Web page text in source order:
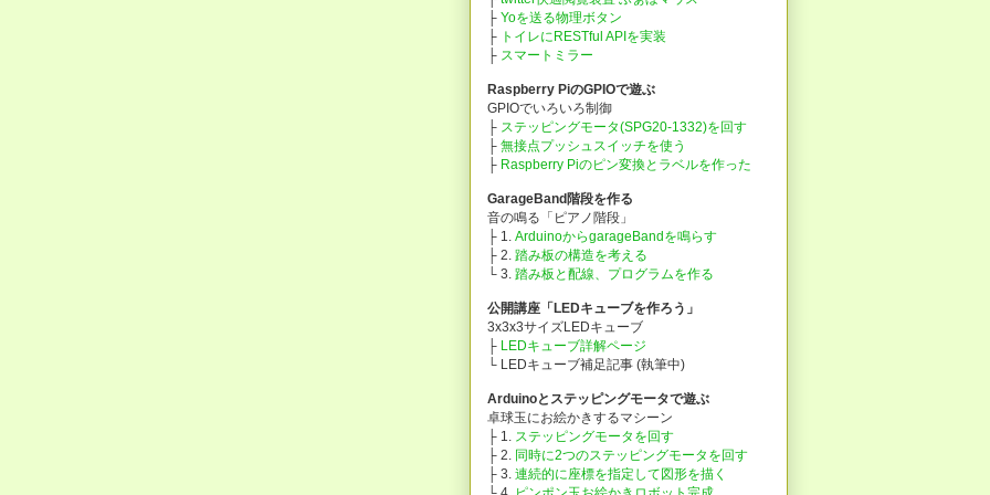
├ Yoを送る物理ボタン
├ トイレにRESTful APIを実装
├ スマートミラー
Raspberry PiのGPIOで遊ぶ
GPIOでいろいろ制御
├ ステッピングモータ(SPG20-1332)を回す
├ 無接点プッシュスイッチを使う
├ Raspberry Piのピン変換とラベルを作った
GarageBand階段を作る
音の鳴る「ピアノ階段」
├ 1. ArduinoからgarageBandを鳴らす
├ 2. 踏み板の構造を考える
└ 3. 踏み板と配線、プログラムを作る
公開講座「LEDキューブを作ろう」
3x3x3サイズLEDキューブ
├ LEDキューブ詳解ページ
└ LEDキューブ補足記事 (執筆中)
Arduinoとステッピングモータで遊ぶ
卓球玉にお絵かきするマシーン
├ 1. ステッピングモータを回す
├ 2. 同時に2つのステッピングモータを回す
├ 3. 連続的に座標を指定して図形を描く